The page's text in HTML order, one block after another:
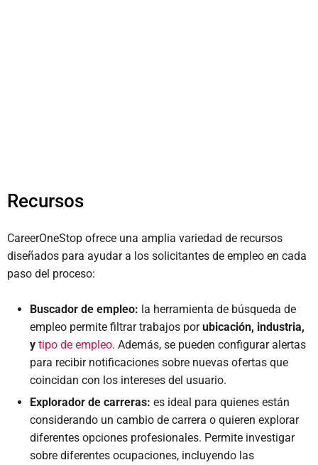
Recursos
CareerOneStop ofrece una amplia variedad de recursos
diseñados para ayudar a los solicitantes de empleo en cada
paso del proceso:
Buscador de empleo: la herramienta de búsqueda de
empleo permite filtrar trabajos porubicación, industria,
y tipo de empleo. Además, se pueden configurar alertas
para recibir notificaciones sobre nuevas ofertas que
coincidan con los intereses del usuario.
Explorador de carreras: es ideal para quienes están
considerando un cambio de carrera o quieren explorar
diferentes opciones profesionales. Permite investigar
sobre diferentes ocupaciones, incluyendo las